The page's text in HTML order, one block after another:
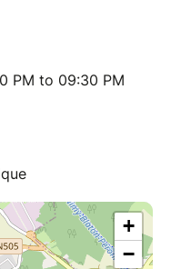
PM to 09:30 PM
+
−